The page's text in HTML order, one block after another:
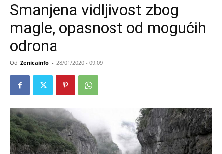
Smanjena vidljivost zbog
magle, opasnost od mogućih
odrona
Od Zenicainfo - 28/01/2020 - 09:09